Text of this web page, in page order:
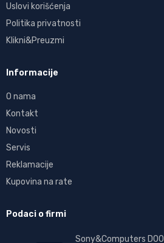
Uslovi korišćenja
Politika privatnosti
Klikni&Preuzmi
Informacije
O nama
Kontakt
Novosti
Servis
Reklamacije
Kupovina na rate
Podaci o firmi
Sony&Computers DOO